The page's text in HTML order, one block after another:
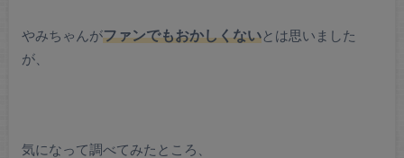
やみちゃんがファンでもおかしくないとは思いました
が、
気になって調べてみたところ、